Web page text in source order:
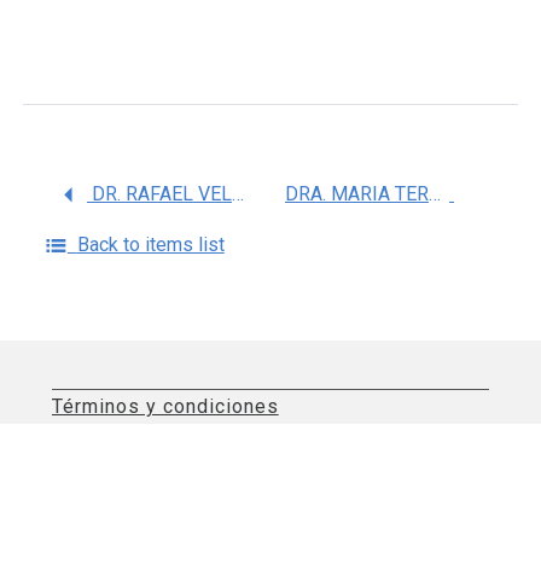
DR. RAFAEL VELAZQUEZ CRUZ DRA. MARIA TERESA VILLARREAL MOLINA
Back to items list
Términos y condiciones